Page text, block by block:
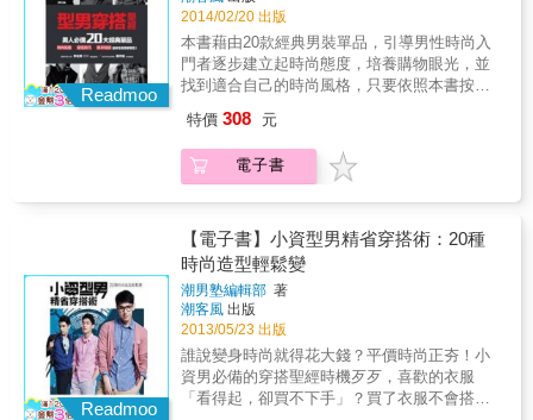
怎麼帥！身型不如模特兒般完美，究竟該怎樣
搭配，才能穿出高挑好比例？本次邀集「高矮
胖瘦壯」五種體型男性親身示範，依照體型學
穿搭，讓你打理起日常造型更加得心應手！觀
潮流─2014秋冬男裝6大趨勢2014年末到2015年
初，想跟上潮流腳步，就得把握秋冬六大男裝
設計、幾何圖樣、亮色皮革、領部配件，告別
沉悶的冬裝裝束，輕鬆讓你穿出冬日「潮」關
鍵！配件控─紳士必備5大配件熱蒐看似一成不
綴，讓穿著更添造型及質感。可別小看了這些
小小的配件，只要懂得如何搭配及變化，同樣
的裝束也能穿出不同韻味，讓你自信展現個人
品味。保養室─清潔、調理、保養3步驟，輕鬆
搞定男人面子問題每當季節交替時期，皮膚總
是會特別敏感，尤其是入秋後，脫皮、出油的
情況最容易發生，到底該如何解決這惱人的肌
膚問題呢？其實只需要簡單三步驟就能擁有好
Readmoo
2014/02/20 出版
本書藉由20款經典男裝單品，引導男性時尚入
門者逐步建立起時尚態度，培養購物眼光，並
找到適合自己的時尚風格，只要依照本書按圖
決讀者站在商場一片衣海褲山裡，不知該如何
下手挑選的窘境。 Special 2 打破型男每天清早
站在衣櫥前，想好造型出門，卻都還是穿同一
是的！這些常見的採買、搭配問題，藉由20款
經典單品的混搭組合，以及深入淺出的穿搭解
析，簡單入門的穿搭教學，絕對讓你輕鬆上
手。&
特價 308 元
電子書
Readmoo
【電子書】小資型男精省穿搭術：20種
時尚造型輕鬆變
潮男塾編輯部 著
潮客風 出版
2013/05/23 出版
誰說變身時尚就得花大錢？平價時尚正夯！小
資男必備的穿搭聖經時機歹歹，喜歡的衣服
「看得起，卻買不下手」？買了衣服不會搭，T